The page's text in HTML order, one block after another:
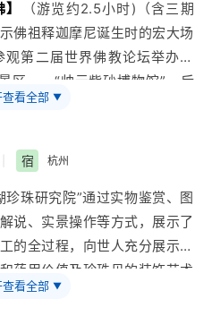
国最大的传统古街市【秦淮
览1.5-2小时），沿途欣赏乌衣
光、神州第一照壁、自费品尝
（游览约2.5小时)（含三期
佛祖释迦摩尼诞生时的宏大场
第二届世界佛教论坛举办地
区——“帅元紫砂博物馆”，后
家AAAA级景区水乡乾隆六次
砂博物馆”，后游东方第五佛
赠送鼋头渚、门票须现付导游
)（含三期园区），观九龙灌
时的宏大场面），摸佛手求祈
坛举办地—灵山梵宫。
的唯一街区---【惠山古镇】
京
色，
查看全部 ▼
宿 杭州
珠研究院”通过实物鉴赏、图
说、实景操作等方式，展示了
的全过程，向世人充分展示珍
药用价值及珍珠贝的装饰艺术
；游览千年水乡、似水年华的
查看全部 ▼